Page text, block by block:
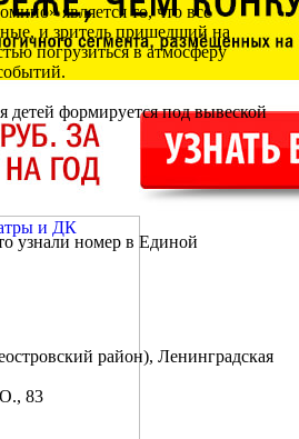
является то, что все
и зритель пришедший на
погрузиться в атмосферу
детей формируется под вывеской
узнали номер в Единой
район), Ленинградская
83